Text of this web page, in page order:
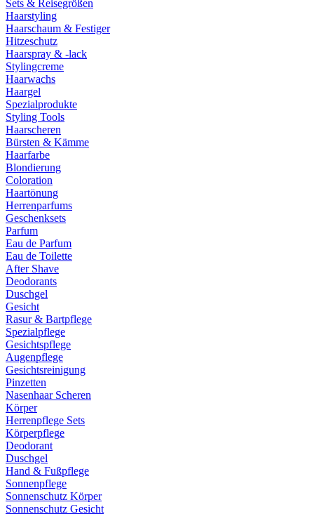
Sets & Reisegrößen
Haarstyling
Haarschaum & Festiger
Hitzeschutz
Haarspray & -lack
Stylingcreme
Haarwachs
Haargel
Spezialprodukte
Styling Tools
Haarscheren
Bürsten & Kämme
Haarfarbe
Blondierung
Coloration
Haartönung
Herrenparfums
Geschenksets
Parfum
Eau de Parfum
Eau de Toilette
After Shave
Deodorants
Duschgel
Gesicht
Rasur & Bartpflege
Spezialpflege
Gesichtspflege
Augenpflege
Gesichtsreinigung
Pinzetten
Nasenhaar Scheren
Körper
Herrenpflege Sets
Körperpflege
Deodorant
Duschgel
Hand & Fußpflege
Sonnenpflege
Sonnenschutz Körper
Sonnenschutz Gesicht